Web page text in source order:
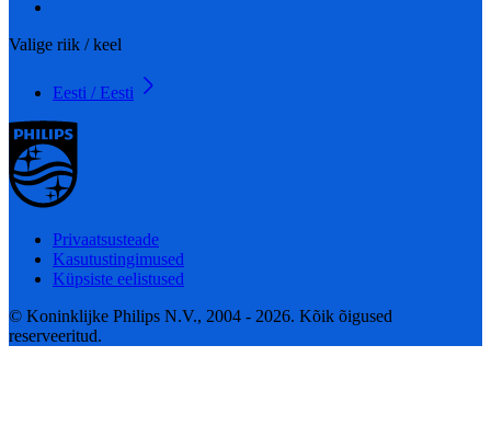
Valige riik / keel
Eesti / Eesti
Privaatsusteade
Kasutustingimused
Küpsiste eelistused
© Koninklijke Philips N.V., 2004 - 2026. Kõik õigused
reserveeritud.